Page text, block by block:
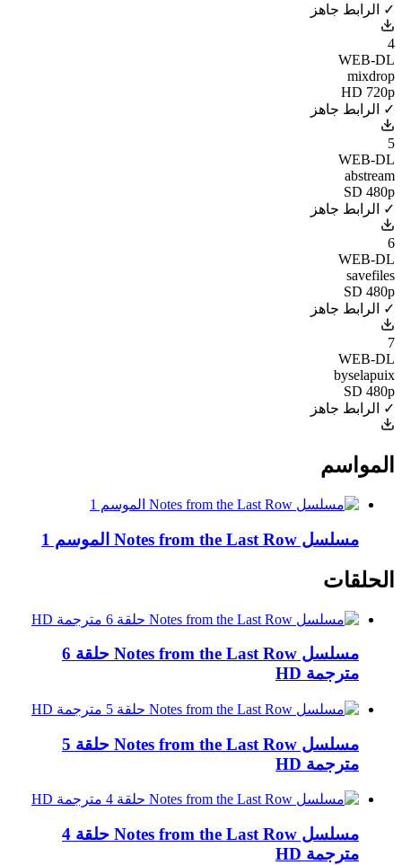
✓ الرابط جاهز
4
WEB-DL
mixdrop
HD 720p
✓ الرابط جاهز
5
WEB-DL
abstream
SD 480p
✓ الرابط جاهز
6
WEB-DL
savefiles
SD 480p
✓ الرابط جاهز
7
WEB-DL
byselapuix
SD 480p
✓ الرابط جاهز
المواسم
مسلسل Notes from the Last Row الموسم 1
الحلقات
مسلسل Notes from the Last Row حلقة 6
مترجمة HD
مسلسل Notes from the Last Row حلقة 5
مترجمة HD
مسلسل Notes from the Last Row حلقة 4
مترجمة HD